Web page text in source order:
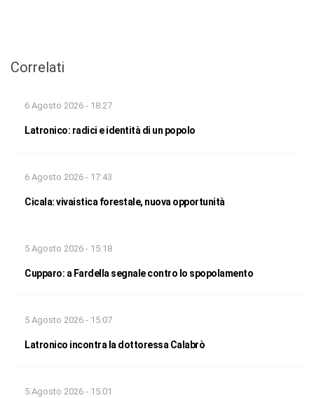
Correlati
6 Agosto 2026 - 18:27
Latronico: radici e identità di un popolo
6 Agosto 2026 - 17:43
Cicala: vivaistica forestale, nuova opportunità
5 Agosto 2026 - 15:18
Cupparo: a Fardella segnale contro lo spopolamento
5 Agosto 2026 - 15:07
Latronico incontra la dottoressa Calabrò
5 Agosto 2026 - 15:01